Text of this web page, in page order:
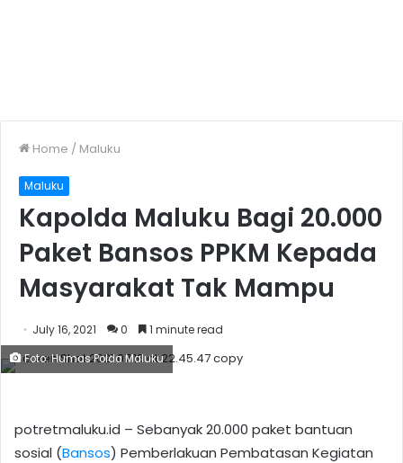
Home / Maluku
Maluku
Kapolda Maluku Bagi 20.000
Paket Bansos PPKM Kepada
Masyarakat Tak Mampu
July 16, 2021 0 1 minute read
Foto: Humas Polda Maluku
potretmaluku.id – Sebanyak 20.000 paket bantuan
sosial (Bansos) Pemberlakuan Pembatasan Kegiatan